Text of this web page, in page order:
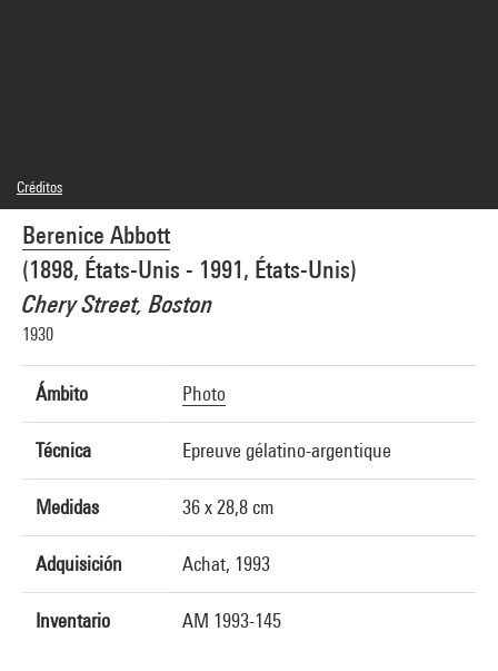
Berenice Abbott
(1898, États-Unis - 1991, États-Unis)
Chery Street, Boston
1930
Ámbito Photo
Técnica Epreuve gélatino-argentique
Medidas 36 x 28,8 cm
Adquisición Achat, 1993
Inventario AM 1993-145
Créditos
© Commerce Graphics Ltd
Créditos fotográficos : Centre Pompidou, MNAM-CCI/Georges Meguerditchian/Dist.
GrandPalaisRmn
Referencia de la imagen : 4F70195 [2002 CX 0088]
Difusión de la imagen : GrandPalaisRmnPhoto